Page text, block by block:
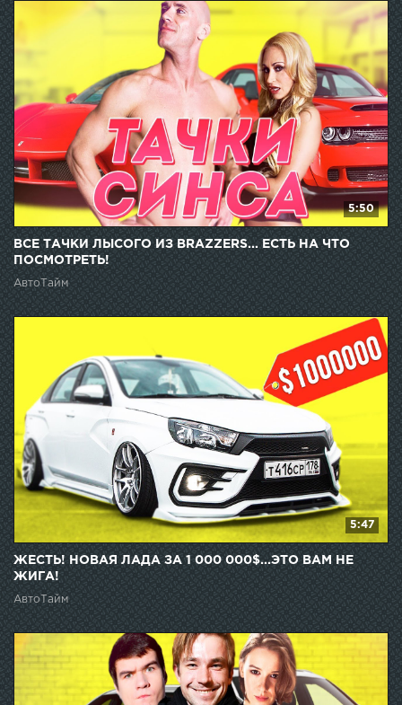
5:50
ВСЕ ТАЧКИ ЛЫСОГО ИЗ BRAZZERS... ЕСТЬ НА ЧТО
ПОСМОТРЕТЬ!
АвтоТайм
5:47
ЖЕСТЬ! НОВАЯ ЛАДА ЗА 1 000 000$...ЭТО ВАМ НЕ
ЖИГА!
АвтоТайм